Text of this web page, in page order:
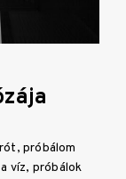
próbálom
víz, próbálok